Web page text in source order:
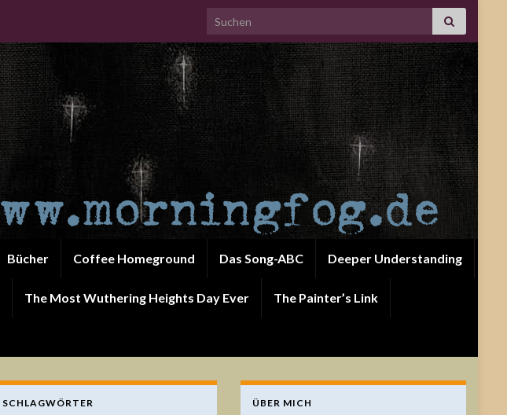
Search for:
Bücher Coffee Homeground Das Song-ABC Deeper Understanding
The Most Wuthering Heights Day Ever The Painter’s Link
SCHLAGWÖRTER ÜBER MICH